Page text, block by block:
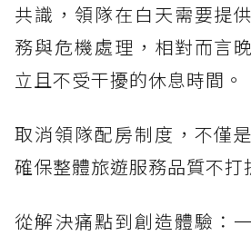
共識，領隊在白天需要提
務與危機處理，相對而言
立且不受干擾的休息時間。
取消領隊配房制度，不僅
確保整體旅遊服務品質不打
從解決痛點到創造體驗：